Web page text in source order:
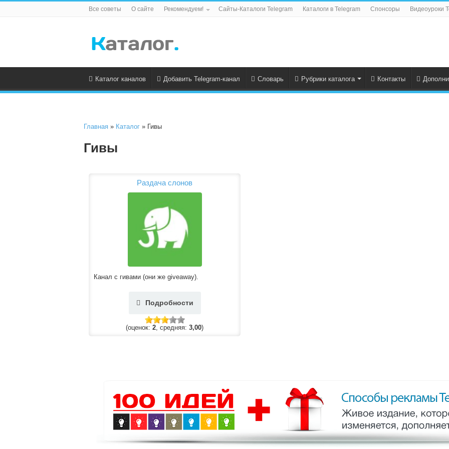
Все советы О сайте Рекомендуем! Сайты-Каталоги Telegram Каталоги в Telegram Спонсоры Видеоуроки
Каталог каналов Добавить Telegram-канал Словарь Рубрики каталога Контакты
Главная » Каталог » Гивы
Гивы
Раздача слонов
Канал с гивами (они же giveaway).
Подробности
(оценок: 2, средняя: 3,00)